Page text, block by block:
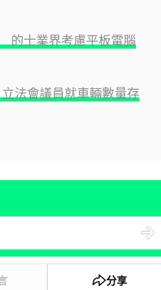
的士業界考慮平板電腦
法會議員就車輛數量存
分享